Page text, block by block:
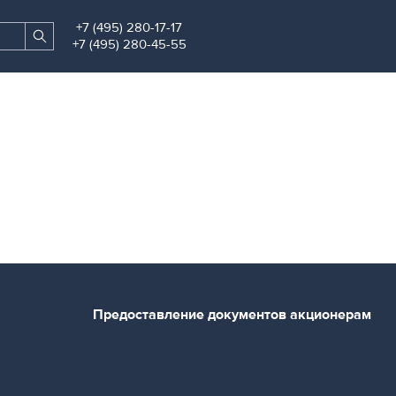
Search
site
Find
+7 (495) 280-17-17
+7 (495) 280-45-55
Предоставление документов акционерам